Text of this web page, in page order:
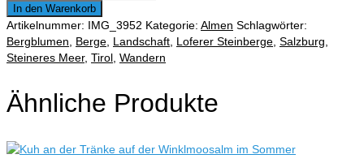
im
Frühling
mit
Loferer
Menge
In den Warenkorb
Artikelnummer: IMG_3952 Kategorie: Almen Schlagwörter:
Bergblumen
Berge Landschaft Loferer Steinberge Salzburg
Steineres Meer, Tirol Wandern
Ähnliche Produkte